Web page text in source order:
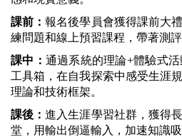
課前：報名後學員會獲得課前大
練問題和線上預習課程，帶著測
課中： 通過系統的理論+體驗式
工具箱，在自我探索中感受生涯
理論和技術框架。
課後：進入生涯學習社群，獲得
堂，用輸出倒逼輸入，加速知識吸